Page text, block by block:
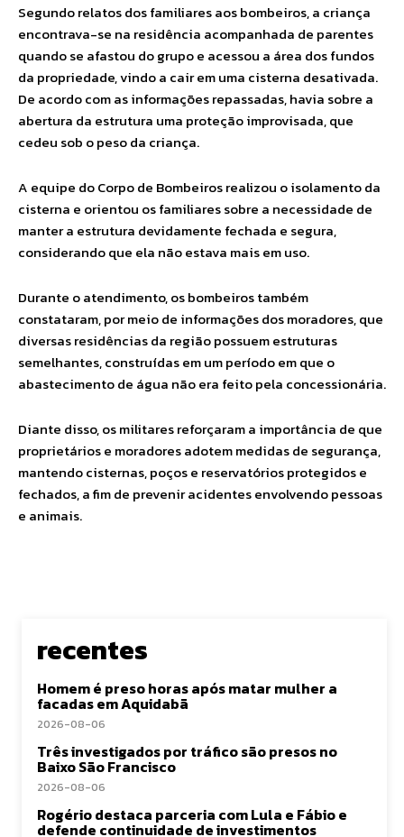
Segundo relatos dos familiares aos bombeiros, a criança
encontrava-se na residência acompanhada de parentes
quando se afastou do grupo e acessou a área dos fundos
da propriedade, vindo a cair em uma cisterna desativada.
De acordo com as informações repassadas, havia sobre a
abertura da estrutura uma proteção improvisada, que
cedeu sob o peso da criança.
A equipe do Corpo de Bombeiros realizou o isolamento da
cisterna e orientou os familiares sobre a necessidade de
manter a estrutura devidamente fechada e segura,
considerando que ela não estava mais em uso.
Durante o atendimento, os bombeiros também
constataram, por meio de informações dos moradores, que
diversas residências da região possuem estruturas
semelhantes, construídas em um período em que o
abastecimento de água não era feito pela concessionária.
Diante disso, os militares reforçaram a importância de que
proprietários e moradores adotem medidas de segurança,
mantendo cisternas, poços e reservatórios protegidos e
fechados, a fim de prevenir acidentes envolvendo pessoas
e animais.
recentes
Homem é preso horas após matar mulher a
facadas em Aquidabã
2026-08-06
Três investigados por tráfico são presos no
Baixo São Francisco
2026-08-06
Rogério destaca parceria com Lula e Fábio e
defende continuidade de investimentos